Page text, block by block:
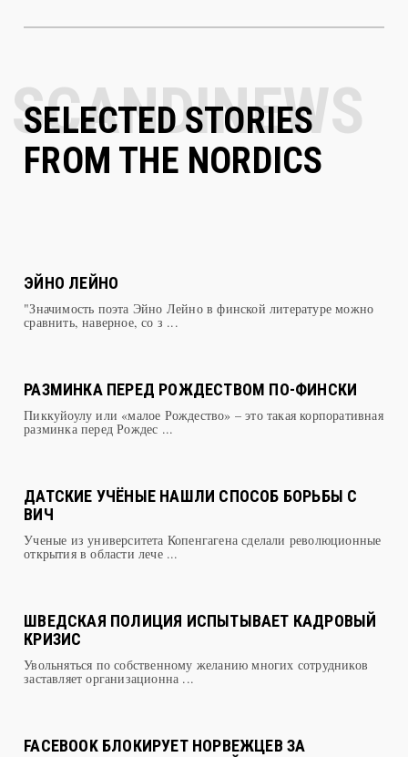
SELECTED STORIES
FROM THE NORDICS
ЭЙНО ЛЕЙНО
"Значимость поэта Эйно Лейно в финской литературе можно
РАЗМИНКА ПЕРЕД РОЖДЕСТВОМ ПО-ФИНСКИ
Пиккуйоулу или «малое Рождество» – это такая корпоративная
ДАТСКИЕ УЧЁНЫЕ НАШЛИ СПОСОБ БОРЬБЫ С
ВИЧ
Ученые из университета Копенгагена сделали революционные
ШВЕДСКАЯ ПОЛИЦИЯ ИСПЫТЫВАЕТ КАДРОВЫЙ
КРИЗИС
Увольняться по собственному желанию многих сотрудников